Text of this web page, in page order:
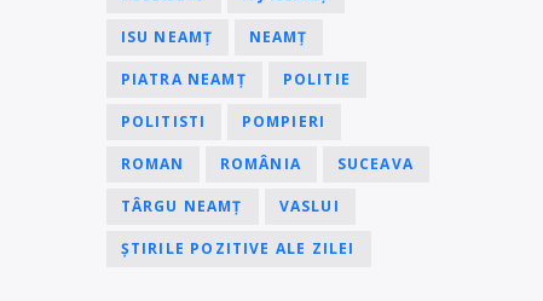
ISU NEAMȚ NEAMȚ
PIATRA NEAMȚ POLITIE
POLITISTI POMPIERI
ROMAN ROMÂNIA SUCEAVA
TÂRGU NEAMȚ VASLUI
ȘTIRILE POZITIVE ALE ZILEI